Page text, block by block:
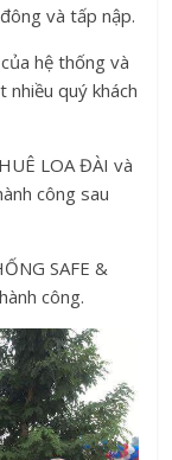
và tấp nập.
hệ thống và
quý khách
LOA ĐÀI và
công sau
SAFE &
công.